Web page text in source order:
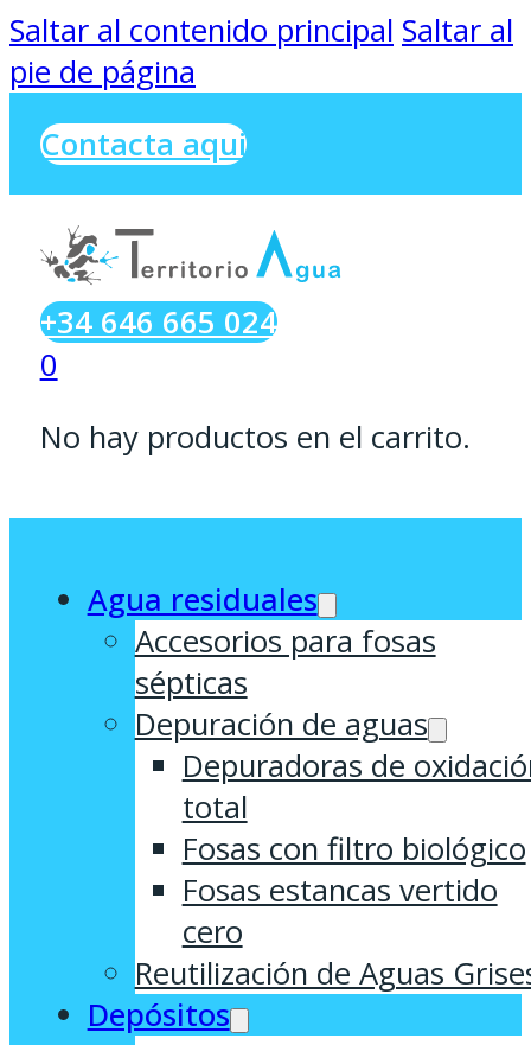
Saltar al contenido principal Saltar al
pie de página
Contacta aqui
+34 646 665 024
0
No hay productos en el carrito.
Agua residuales
Accesorios para fosas
sépticas
Depuración de aguas
Depuradoras de
total
Fosas con filtro biológico
Fosas estancas vertido
cero
Reutilización de Aguas
Depósitos